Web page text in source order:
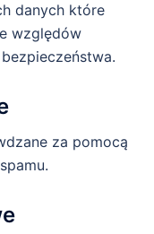
danych które
względów
za pomocą